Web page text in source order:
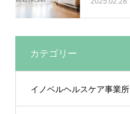
カテゴリー
イノベルヘルスケア事業所